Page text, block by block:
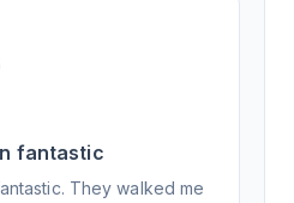
fantastic
They walked me